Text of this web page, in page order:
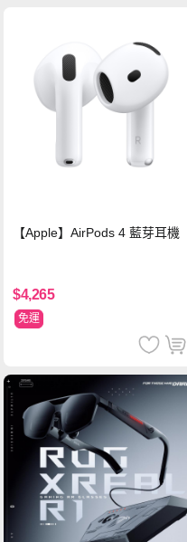
【Apple】AirPods 4 藍芽耳機
$4,265
免運